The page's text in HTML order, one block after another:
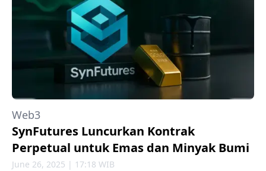
Web3
SynFutures Luncurkan Kontrak
Perpetual untuk Emas dan Minyak Bumi
June 26, 2025 | 17:18 WIB